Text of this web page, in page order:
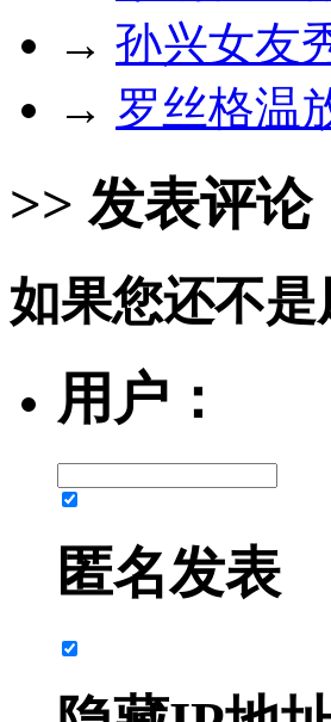
→ 孙兴女友
→ 罗丝格温
>> 发表评论
如果您还不
用户：
匿名发表